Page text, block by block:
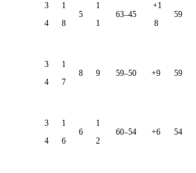
3
4
1
8
5
1
1
63–45
+1
8
59
3
4
1
7
8 9 59–50 +9 59
3
4
1
6
6
1
2
60–54 +6 54